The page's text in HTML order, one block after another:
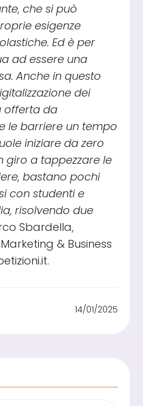
che si può
esigenze
Ed è per
ad essere una
Anche in questo
dei
offerta da
le barriere un tempo
iniziare da zero
giro a tappezzare le
bastano pochi
con studenti e
risolvendo due
Sbardella,
& Business
14/01/2025